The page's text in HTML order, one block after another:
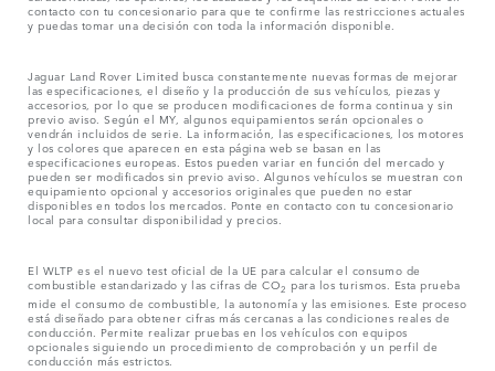
contacto con tu concesionario para que te confirme las restricciones actuales
y puedas tomar una decisión con toda la información disponible.
Jaguar Land Rover Limited busca constantemente nuevas formas de mejorar
las especificaciones, el diseño y la producción de sus vehículos, piezas y
accesorios, por lo que se producen modificaciones de forma continua y sin
previo aviso. Según el MY, algunos equipamientos serán opcionales o
vendrán incluidos de serie. La información, las especificaciones, los motores
y los colores que aparecen en esta página web se basan en las
especificaciones europeas. Estos pueden variar en función del mercado y
pueden ser modificados sin previo aviso. Algunos vehículos se muestran con
equipamiento opcional y accesorios originales que pueden no estar
disponibles en todos los mercados. Ponte en contacto con tu concesionario
local para consultar disponibilidad y precios.
El WLTP es el nuevo test oficial de la UE para calcular el consumo de
combustible estandarizado y las cifras de CO2 para los turismos. Esta prueba
mide el consumo de combustible, la autonomía y las emisiones. Este proceso
está diseñado para obtener cifras más cercanas a las condiciones reales de
conducción. Permite realizar pruebas en los vehículos con equipos
opcionales siguiendo un procedimiento de comprobación y un perfil de
conducción más estrictos.